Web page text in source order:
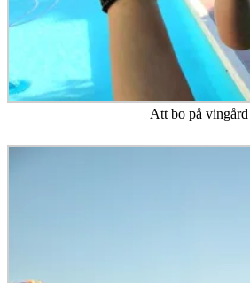
Att bo på vingård